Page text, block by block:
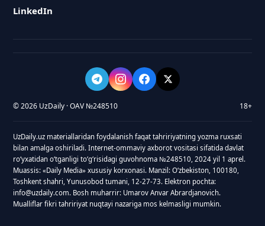
LinkedIn
© 2026 UzDaily · OAV №248510 18+
UzDaily.uz materiallaridan foydalanish faqat tahririyatning yozma ruxsati
bilan amalga oshiriladi. Internet-ommaviy axborot vositasi sifatida davlat
roʻyxatidan oʻtganligi toʻgʻrisidagi guvohnoma №248510, 2024 yil 1 aprel.
Muassis: «Daily Media» xususiy korxonasi. Manzil: Oʻzbekiston, 100180,
Toshkent shahri, Yunusobod tumani, 12-27-73. Elektron pochta:
info@uzdaily.com. Bosh muharrir: Umarov Anvar Abrardjanovich.
Mualliflar fikri tahririyat nuqtayi nazariga mos kelmasligi mumkin.